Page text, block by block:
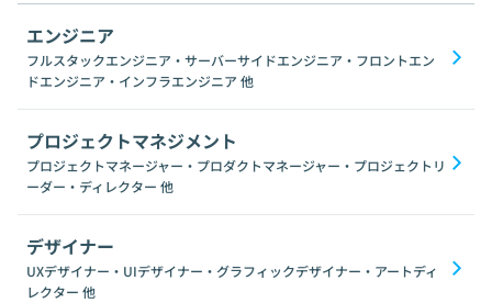
エンジニア
フルスタックエンジニア・サーバーサイドエンジニア・フロントエン
ドエンジニア・インフラエンジニア 他
プロジェクトマネジメント
プロジェクトマネージャー・プロダクトマネージャー・プロジェクトリ
ーダー・ディレクター 他
デザイナー
UXデザイナー・UIデザイナー・グラフィックデザイナー・アートディ
レクター 他